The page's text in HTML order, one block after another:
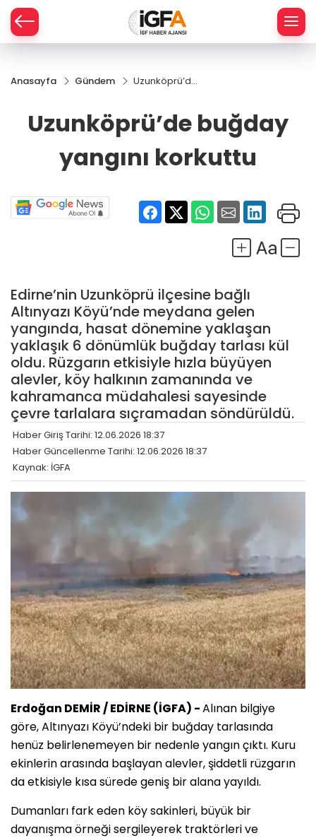
Anasayfa Gündem
Uzunköprü’de
korkuttu
Uzunköprü’de buğday
yangını korkuttu
Edirne’nin Uzunköprü ilçesine bağlı
Altınyazı Köyü’nde meydana gelen
yangında, hasat dönemine yaklaşan
yaklaşık 6 dönümlük buğday tarlası kül
oldu. Rüzgarın etkisiyle hızla büyüyen
alevler, köy halkının zamanında ve
kahramanca müdahalesi sayesinde
çevre tarlalara sıçramadan söndürüldü.
Haber Giriş Tarihi: 12.06.2026 18:37
Haber Güncellenme Tarihi: 12.06.2026 18:37
Kaynak: İGFA
Erdoğan DEMİR / EDİRNE (İGFA) -Alınan bilgiye
göre, Altınyazı Köyü’ndeki bir buğday tarlasında
henüz belirlenemeyen bir nedenle yangın çıktı. Kuru
ekinlerin arasında başlayan alevler, şiddetli rüzgarın
da etkisiyle kısa sürede geniş bir alana yayıldı.
Dumanları fark eden köy sakinleri, büyük bir
dayanışma örneği sergileyerek traktörleri ve